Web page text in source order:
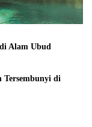
Alam Ubud
Tersembunyi di